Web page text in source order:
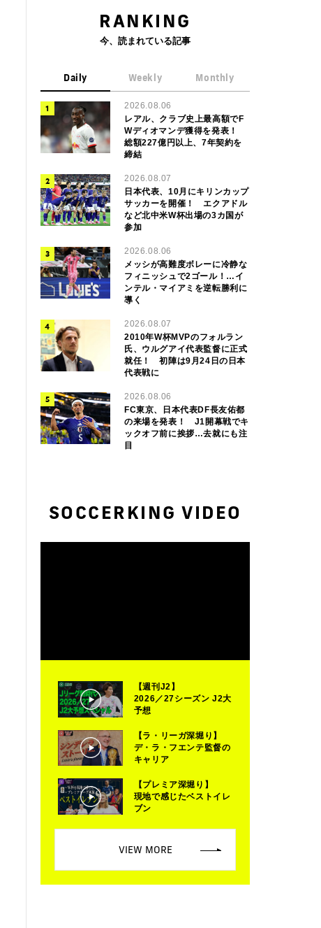
RANKING
今、読まれている記事
Daily Weekly Monthly
2026.08.06
レアル、クラブ史上最高額でF
Wディオマンデ獲得を発表！
総額227億円以上、7年契約を
締結
2026.08.07
日本代表、10月にキリンカップ
サッカーを開催！ エクアドル
など北中米W杯出場の3カ国が
参加
2026.08.06
メッシが高難度ボレーに冷静な
フィニッシュで2ゴール！…イ
ンテル・マイアミを逆転勝利に
導く
2026.08.07
2010年W杯MVPのフォルラン
氏、ウルグアイ代表監督に正式
就任！ 初陣は9月24日の日本
代表戦に
2026.08.06
FC東京、日本代表DF長友佑都
の来場を発表！ J1開幕戦でキ
ックオフ前に挨拶…去就にも注
目
SOCCERKING VIDEO
【週刊J2】
2026／27シーズン J2大
予想
【ラ・リーガ深堀り】
デ・ラ・フエンテ監督の
キャリア
【プレミア深堀り】
現地で感じたベストイレ
ブン
VIEW MORE